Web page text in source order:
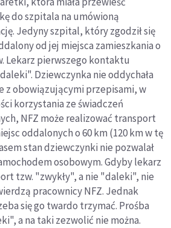
do szpitala na umówioną
Jedyny szpital, który zgodził się
od jej miejsca zamieszkania o
Lekarz pierwszego kontaktu
Dziewczynka nie oddychała
z obowiązującymi przepisami, w
korzystania ze świadczeń
NFZ może realizować transport
oddalonych o 60 km (120 km w tę
stan dziewczynki nie pozwalał
osobowym. Gdyby lekarz
tzw. "zwykły", a nie "daleki", nie
pracownicy NFZ. Jednak
się go twardo trzymać. Prośba
a na taki zezwolić nie można.